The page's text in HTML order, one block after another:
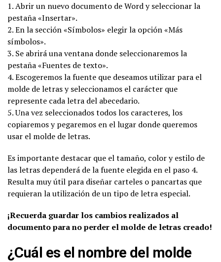
1. Abrir un nuevo documento de Word y seleccionar la
pestaña «Insertar».
2. En la sección «Símbolos» elegir la opción «Más
símbolos».
3. Se abrirá una ventana donde seleccionaremos la
pestaña «Fuentes de texto».
4. Escogeremos la fuente que deseamos utilizar para el
molde de letras y seleccionamos el carácter que
represente cada letra del abecedario.
5. Una vez seleccionados todos los caracteres, los
copiaremos y pegaremos en el lugar donde queremos
usar el molde de letras.
Es importante destacar que el tamaño, color y estilo de
las letras dependerá de la fuente elegida en el paso 4.
Resulta muy útil para diseñar carteles o pancartas que
requieran la utilización de un tipo de letra especial.
¡Recuerda guardar los cambios realizados al
documento para no perder el molde de letras creado!
¿Cuál es el nombre del molde